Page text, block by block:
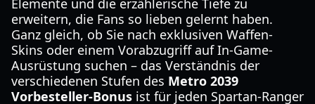
Elemente und die erzählerische Tiefe zu
erweitern, die Fans so lieben gelernt haben.
Ganz gleich, ob Sie nach exklusiven Waffen-
Skins oder einem Vorabzugriff auf In-Game-
Ausrüstung suchen – das Verständnis der
verschiedenen Stufen des Metro 2039
Vorbesteller-Bonus ist für jeden Spartan-Ranger